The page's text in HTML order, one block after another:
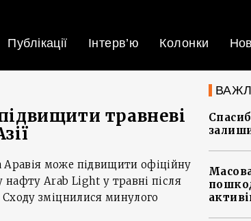
Публікації Інтерв’ю Колонки
травневі
може підвищити офіційну
нафту Arab Light у травні після
зміцнилися минулого